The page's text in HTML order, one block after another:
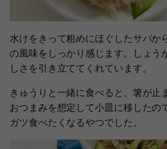
水けをきって粗めにほぐしたサバか
の風味をしっかり感じます。しょう
しさを引き立ててくれています。
きゅうりと一緒に食べると、箸が止
おつまみを想定して小皿に移した
ガツ食べたくなるやつでした。